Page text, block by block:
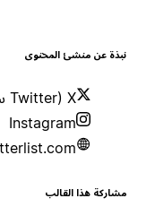
عن منشئ المحتوى
Instagram
resetterlist.com
هذا القالب